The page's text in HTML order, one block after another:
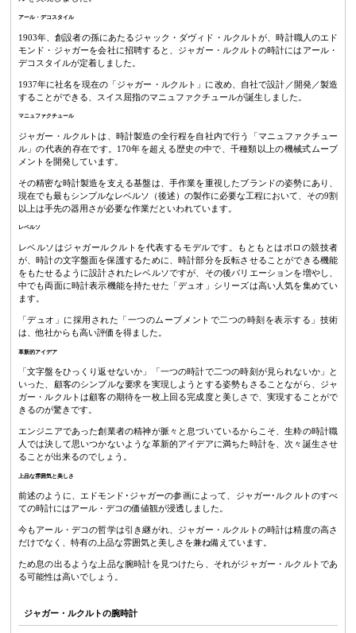
アール・デコスタイル
1903年、創設者の孫にあたるジャック・ダヴィド・ルクルトが、時計職人のエド
モンド・ジャガーを会社に招聘すると、ジャガー・ルクルトの時計にはアール・
デコスタイルが定着しました。
1937年に社名を現在の「ジャガー・ルクルト」に改め、自社で設計／開発／製造
することができる、スイス屈指のマニュファクチュールが誕生しました。
マニュファクチュール
ジャガー・ルクルトは、時計製造の全行程を自社内で行う「マニュファクチュー
ル」の代表的存在です。170年を超える歴史の中で、千種類以上の機械式ムーブ
メントを開発しています。
その精密な時計製造を支える基盤は、手作業を重視したブランドの姿勢にあり、
現在でも最もシンプルなレベルソ（後述）の製作に必要な工程において、その9割
以上は手先の器用さが必要な作業だといわれています。
レベルソ
レベルソはジャガールクルトを代表するモデルです。もともとはポロの競技者
が、時計の文字盤面を保護するために、時計部分を反転させることができる機能
をもたせるように設計されたレベルソですが、その後バリエーションを増やし、
中でも両面に時計表示機能を持たせた「デュオ」シリーズは高い人気を集めてい
ます。
「デュオ」に採用された「一つのムーブメントで二つの時刻を表示する」技術
は、他社からも高い評価を得ました。
革新的アイデア
「文字盤をひっくり返せないか」「一つの時計で二つの時刻が見られないか」と
いった、顧客のシンプルな要求を実現しようとする姿勢もさることながら、ジャ
ガー・ルクルトは顧客の期待を一枚上回る完成度と美しさで、実現することがで
きるのが驚きです。
エンジニアであった創業者の精神が脈々と息づいているからこそ、生粋の時計職
人では決して思いつかないような革新的アイデアに満ちた時計を、次々誕生させ
ることが出来るのでしょう。
上品な雰囲気と美しさ
前述のように、エドモンド･ジャガーの参画によって、ジャガー･ルクルトのすべ
ての時計にはアール・デコの価値観が浸透しました。
今もアール・デコの哲学は引き継がれ、ジャガー・ルクルトの時計は精度の高さ
だけでなく、特有の上品な雰囲気と美しさを兼ね備えています。
ため息の出るような上品な腕時計を見つけたら、それがジャガー・ルクルトであ
る可能性は高いでしょう。
ジャガー・ルクルトの腕時計